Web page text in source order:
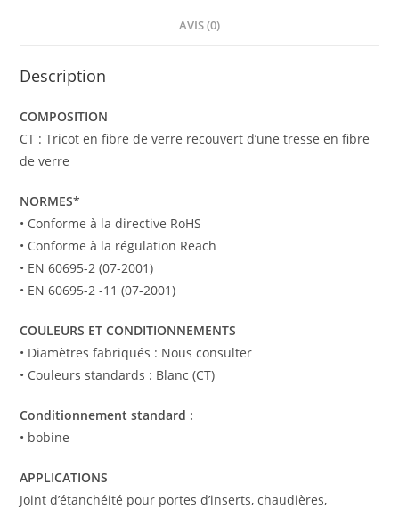
AVIS (0)
Description
COMPOSITION
CT : Tricot en fibre de verre recouvert d’une tresse en fibre
de verre
NORMES*
• Conforme à la directive RoHS
• Conforme à la régulation Reach
• EN 60695-2 (07-2001)
• EN 60695-2 -11 (07-2001)
COULEURS ET CONDITIONNEMENTS
• Diamètres fabriqués : Nous consulter
• Couleurs standards : Blanc (CT)
Conditionnement standard :
• bobine
APPLICATIONS
Joint d’étanchéité pour portes d’inserts, chaudières,